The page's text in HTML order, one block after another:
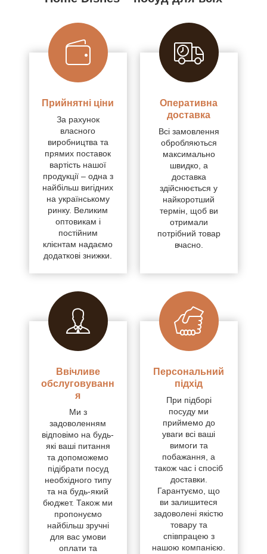
Прийнятні ціни
За рахунок
власного
виробництва та
прямих поставок
вартість нашої
продукції – одна з
найбільш вигідних
на українському
ринку. Великим
оптовикам і
постійним
клієнтам надаємо
додаткові знижки.
Оперативна
доставка
Всі замовлення
обробляються
максимально
швидко, а
доставка
здійснюється у
найкоротший
термін, щоб ви
отримали
потрібний товар
вчасно.
Ввічливе
обслуговуванн
я
Ми з
задоволенням
відповімо на будь-
які ваші питання
та допоможемо
підібрати посуд
необхідного типу
та на будь-який
бюджет. Також ми
пропонуємо
найбільш зручні
для вас умови
оплати та
Персональний
підхід
При підборі
посуду ми
приймемо до
уваги всі ваші
вимоги та
побажання, а
також час і спосіб
доставки.
Гарантуємо, що
ви залишитеся
задоволені якістю
товару та
співпрацею з
нашою компанією.